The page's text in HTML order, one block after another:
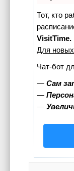
Тот, кто
VisitTime.
Для
Чат-бот
—Сам
—
—